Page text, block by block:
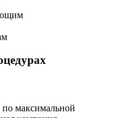
максимальной